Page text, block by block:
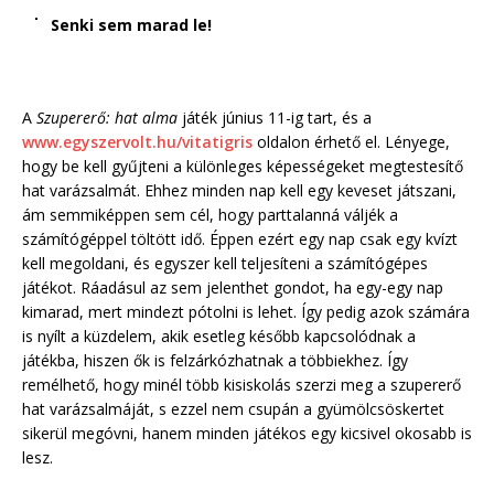
Senki sem marad le!
A Szupererő: hat alma játék június 11-ig tart, és a
www.egyszervolt.hu/vitatigris oldalon érhető el. Lényege,
hogy be kell gyűjteni a különleges képességeket megtestesítő
hat varázsalmát. Ehhez minden nap kell egy keveset játszani,
ám semmiképpen sem cél, hogy parttalanná váljék a
számítógéppel töltött idő. Éppen ezért egy nap csak egy kvízt
kell megoldani, és egyszer kell teljesíteni a számítógépes
játékot. Ráadásul az sem jelenthet gondot, ha egy-egy nap
kimarad, mert mindezt pótolni is lehet. Így pedig azok számára
is nyílt a küzdelem, akik esetleg később kapcsolódnak a
játékba, hiszen ők is felzárkózhatnak a többiekhez. Így
remélhető, hogy minél több kisiskolás szerzi meg a szupererő
hat varázsalmáját, s ezzel nem csupán a gyümölcsöskertet
sikerül megóvni, hanem minden játékos egy kicsivel okosabb is
lesz.